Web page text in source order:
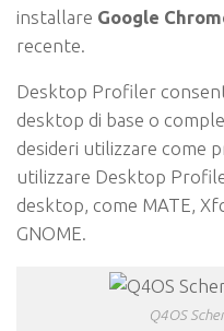
installare Google
recente.
Desktop Profiler
desktop di base o
desideri utilizzare come
utilizzare Desktop
desktop, come MATE,
GNOME.
Q4OS